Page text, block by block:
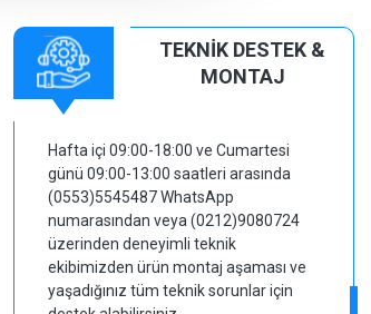
TEKNİK DESTEK &
MONTAJ
Hafta içi 09:00-18:00 ve Cumartesi
günü 09:00-13:00 saatleri arasında
(0553)5545487 WhatsApp
numarasından veya (0212)9080724
üzerinden deneyimli teknik
ekibimizden ürün montaj aşaması ve
yaşadığınız tüm teknik sorunlar için